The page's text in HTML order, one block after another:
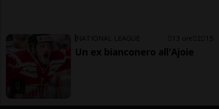
NATIONAL LEAGUE 13 ore 2 15
Un ex bianconero all'Ajoie